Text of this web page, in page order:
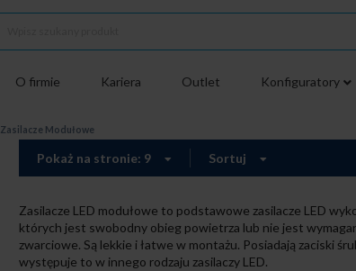
O firmie Kariera Outlet Konfiguratory
Zasilacze Modułowe
Pokaż na stronie: 9 Sortuj
Zasilacze LED modułowe to podstawowe zasilacze LED
których jest swobodny obieg powietrza lub nie jest
zwarciowe. Są lekkie i łatwe w montażu. Posiadają zaciski
występuje to w innego rodzaju zasilaczy LED.